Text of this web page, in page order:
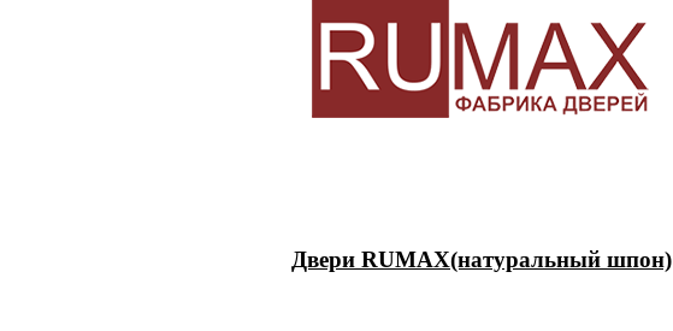
Двери RUMAX(натуральный шпон)